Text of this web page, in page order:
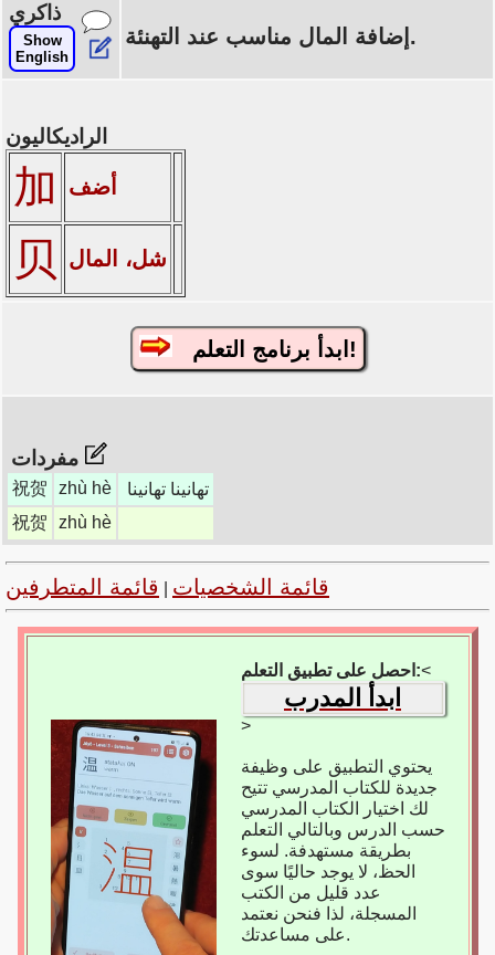
ذاكري
Show
English
إضافة المال مناسب عند التهنئة.
الراديكاليون
加 أضف
贝 شل، المال
ابدأ برنامج التعلم!
祝贺 zhù hè
تهانينا تهانينا
祝贺
zhù hè
قائمة الشخصيات قائمة المتطرفين
احصل على تطبيق التعلم:<
ابدأ المدرب
>
يحتوي التطبيق على وظيفة
جديدة للكتاب المدرسي تتيح
لك اختيار الكتاب المدرسي
حسب الدرس وبالتالي التعلم
بطريقة مستهدفة. لسوء
الحظ، لا يوجد حاليًا سوى
عدد قليل من الكتب
المسجلة، لذا فنحن نعتمد
على مساعدتك.